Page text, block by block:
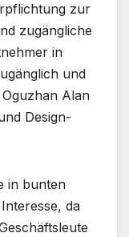
zur
zugängliche
in
und
Alan
Design-
in bunten
da